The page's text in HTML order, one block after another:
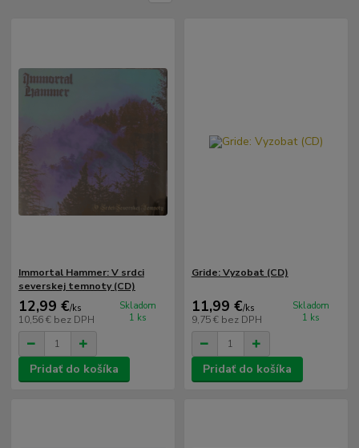
Immortal Hammer: V srdci
severskej temnoty (CD)
12,99 €/ks
10,56 € bez DPH
Skladom
1 ks
Pridať do košíka
Gride: Vyzobat (CD)
11,99 €/ks
9,75 € bez DPH
Skladom
1 ks
Pridať do košíka